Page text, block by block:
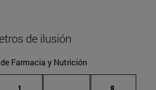
de ilusión
Farmacia y Nutrición
Página Páginas intermedias
Página